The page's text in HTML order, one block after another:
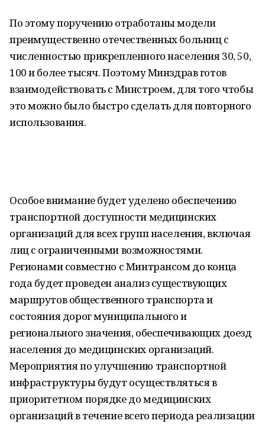
По этому поручению отработаны модели
преимущественно отечественных больниц с
численностью прикрепленного населения 30, 50,
100 и более тысяч. Поэтому Минздрав готов
взаимодействовать с Минстроем, для того чтобы
это можно было быстро сделать для повторного
использования.
Особое внимание будет уделено обеспечению
транспортной доступности медицинских
организаций для всех групп населения, включая
лиц с ограниченными возможностями.
Регионами совместно с Минтрансом до конца
года будет проведен анализ существующих
маршрутов общественного транспорта и
состояния дорог муниципального и
регионального значения, обеспечивающих доезд
населения до медицинских организаций.
Мероприятия по улучшению транспортной
инфраструктуры будут осуществляться в
приоритетном порядке до медицинских
организаций в течение всего периода реализации